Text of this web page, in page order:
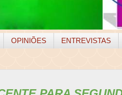
OPINIÕES ENTREVISTAS